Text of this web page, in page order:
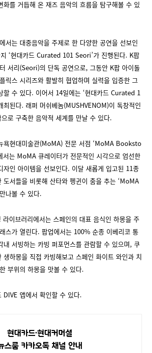
화를 거듭해 온 재즈 음악의 흐름을 탐구해볼 수 있
서는 대중음악을 주제로 한 다양한 공연을 선보인
‘현대카드 Curated 101 Seori’가 진행된다. K팝
서리(Seori)의 단독 공연으로, 그동안 K팝 아이돌
릭스 시리즈와 활발히 협업하며 실력을 입증한 그
할 수 있다. 이어서 14일에는 ‘현대카드 Curated 1
최된다. 래퍼 머쉬베놈(MUSHVENOM)이 독창적인
로 구축한 음악적 세계를 만날 수 있다.
욕현대미술관(MoMA) 전문 서점 ‘MoMA Booksto
는 MoMA 큐레이터가 전문적인 시각으로 엄선한
자인 아이템을 선보인다. 이달 새롭게 입고된 11종
도서들을 비롯해 산타와 펭귄이 춤을 추는 ‘MoMA
나볼 수 있다.
이브러리에서는 스페인의 대표 음식인 하몽을 주
스가 열린다. 팝업에서는 100% 순종 이베리코 통
내 서빙하는 카빙 퍼포먼스를 관람할 수 있으며, 쿠
생하몽을 직접 카빙해보고 스페인 화이트 와인과 치
부위의 하몽을 맛볼 수 있다.
DIVE 앱에서 확인할 수 있다.
현대카드∙현대커머셜
스룸 카카오톡 채널 안내